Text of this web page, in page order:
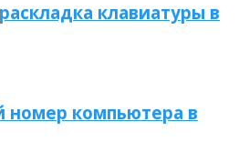
клавиатуры в
номер компьютера в